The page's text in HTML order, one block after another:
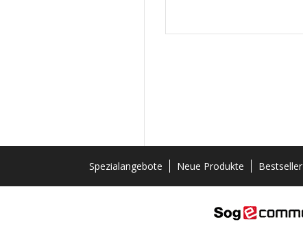
Spezialangebote Neue Produkte Bestseller